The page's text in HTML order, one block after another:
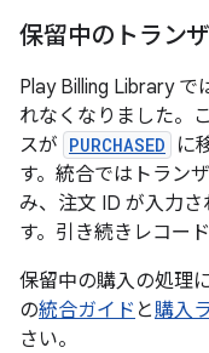
保留中のトラン
Play Billing Library で
れなくなりました。
スが PURCHASED
に
す。統合ではトラン
み、注文 ID が入力
す。引き続きレコー
保留中の購入の処理
の統合ガイド と購入
さい。